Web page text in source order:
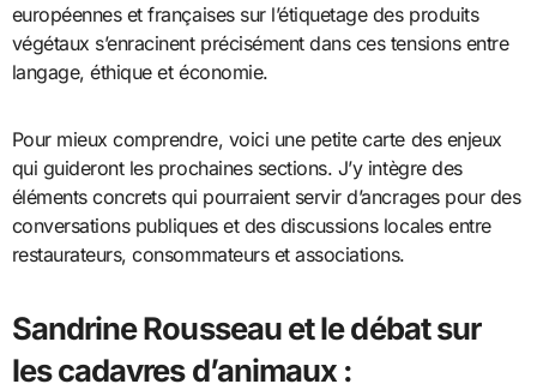
européennes et françaises sur l’étiquetage des produits
végétaux s’enracinent précisément dans ces tensions entre
langage, éthique et économie.
Pour mieux comprendre, voici une petite carte des enjeux
qui guideront les prochaines sections. J’y intègre des
éléments concrets qui pourraient servir d’ancrages pour des
conversations publiques et des discussions locales entre
restaurateurs, consommateurs et associations.
Sandrine Rousseau et le débat sur
les cadavres d’animaux :